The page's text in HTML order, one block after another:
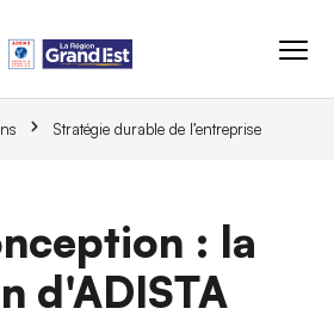
Stratégie durable de l’entreprise
: la
d'ADISTA